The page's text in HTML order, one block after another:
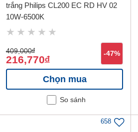
trắng Philips CL200 EC RD HV 02
10W-6500K
409,000đ
216,770đ
-47%
Chọn mua
So sánh
658